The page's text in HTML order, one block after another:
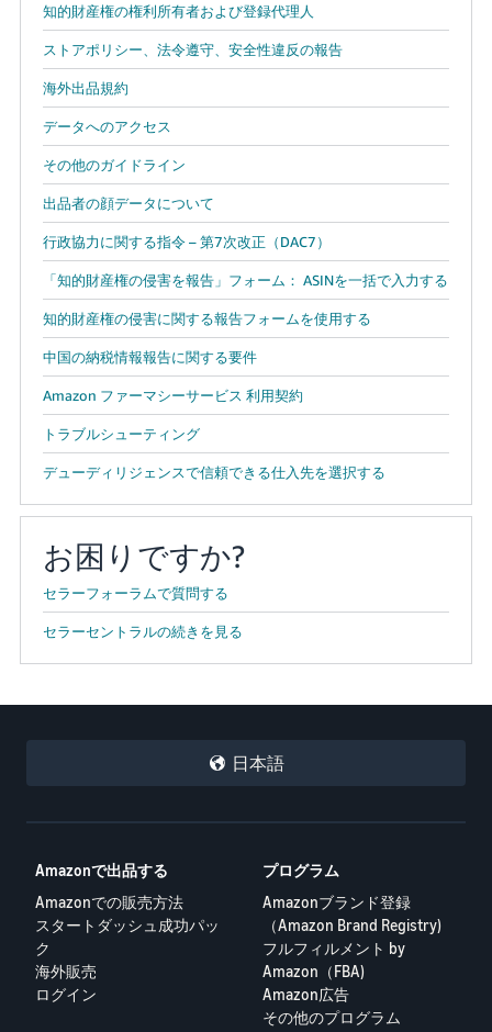
知的財産権の権利所有者および登録代理人
ストアポリシー、法令遵守、安全性違反の報告
海外出品規約
データへのアクセス
その他のガイドライン
出品者の顔データについて
行政協力に関する指令 – 第7次改正（DAC7）
「知的財産権の侵害を報告」フォーム： ASINを一括で入力する
知的財産権の侵害に関する報告フォームを使用する
中国の納税情報報告に関する要件
Amazon ファーマシーサービス 利用契約
トラブルシューティング
デューディリジェンスで信頼できる仕入先を選択する
お困りですか?
セラーフォーラムで質問する
セラーセントラルの続きを見る
日本語
Amazonで出品する
Amazonでの販売方法
スタートダッシュ成功パッ
ク
海外販売
ログイン
プログラム
Amazonブランド登録
（Amazon Brand Registry)
フルフィルメント by
Amazon（FBA)
Amazon広告
その他のプログラム